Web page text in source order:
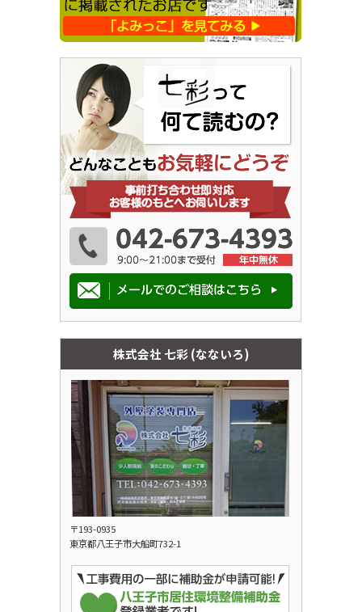
株式会社 七彩 (なないろ)
〒193-0935
東京都八王子市大船町732-1